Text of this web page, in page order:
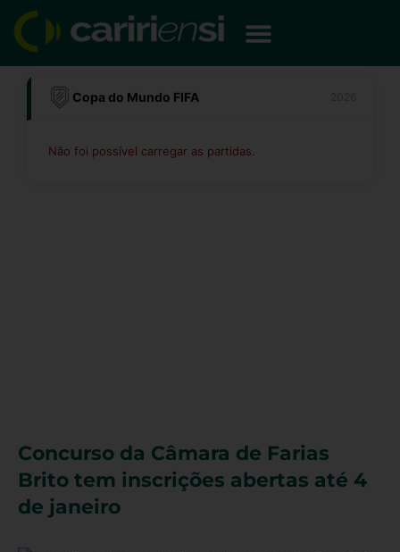
para
conteúdo
Copa do Mundo FIFA
Não foi possível carregar as partidas.
Concurso da Câmara de Farias
Brito tem inscrições abertas até 4
de janeiro